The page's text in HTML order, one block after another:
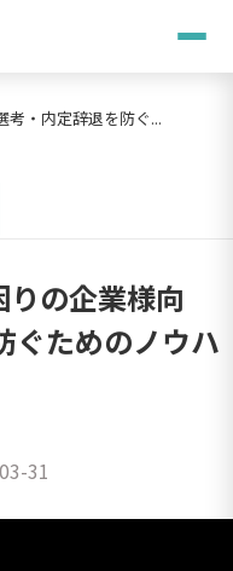
考・内定辞退を防ぐ...
の企業様向
ぐためのノウハ
31